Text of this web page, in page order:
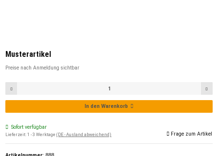
Musterartikel
Preise nach Anmeldung sichtbar
In den Warenkorb
Sofort verfügbar
Lieferzeit: 1 - 3 Werktage (DE - Ausland abweichend) Frage zum Artikel